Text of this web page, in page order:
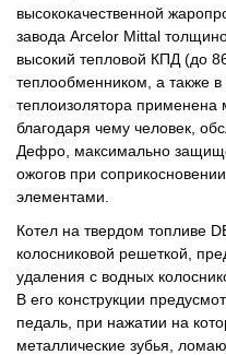
высококачественной
завода Arcelor Mittal
высокий тепловой КПД (до
теплообменником, а также в
теплоизолятора применена
благодаря чему человек,
Дефро, максимально
ожогов при
элементами.
Котел на твердом топливе
колосниковой решеткой,
удаления с водных
В его конструкции
педаль, при нажатии на
металлические зубья,